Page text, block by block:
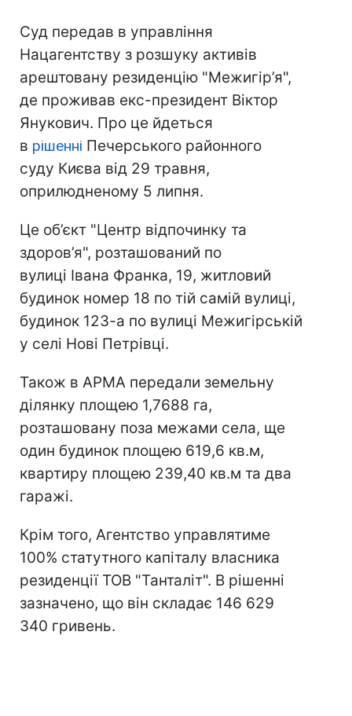
Суд передав в управління
Нацагентству з розшуку активів
арештовану резиденцію "Межигір’я",
де проживав екс-президент Віктор
Янукович. Про це йдеться
в рішенні Печерського районного
суду Києва від 29 травня,
оприлюдненому 5 липня.
Це об’єкт "Центр відпочинку та
здоров’я", розташований по
вулиці Івана Франка, 19, житловий
будинок номер 18 по тій самій вулиці,
будинок 123-а по вулиці Межигірській
у селі Нові Петрівці.
Також в АРМА передали земельну
ділянку площею 1,7688 га,
розташовану поза межами села, ще
один будинок площею 619,6 кв.м,
квартиру площею 239,40 кв.м та два
гаражі.
Крім того, Агентство управлятиме
100% статутного капіталу власника
резиденції ТОВ "Танталіт". В рішенні
зазначено, що він складає 146 629
340 гривень.